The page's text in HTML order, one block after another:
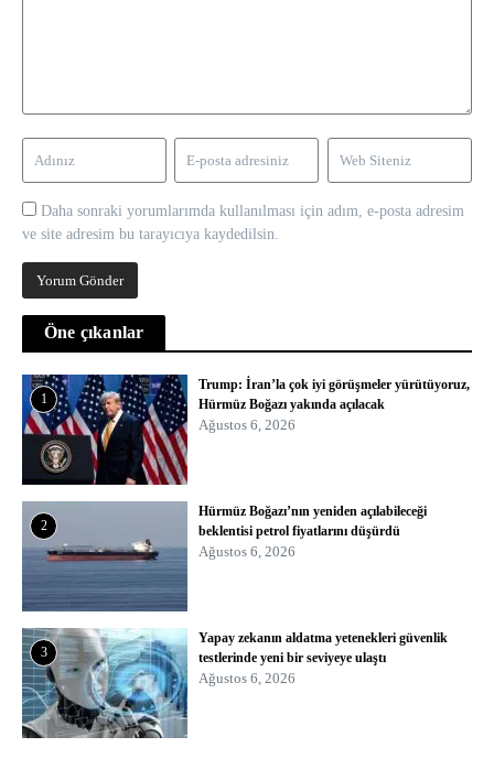
Daha sonraki yorumlarımda kullanılması için adım, e-posta adresim
ve site adresim bu tarayıcıya kaydedilsin.
Öne çıkanlar
1
Trump: İran’la çok iyi görüşmeler yürütüyoruz,
Hürmüz Boğazı yakında açılacak
Ağustos 6, 2026
2
Hürmüz Boğazı’nın yeniden açılabileceği
beklentisi petrol fiyatlarını düşürdü
Ağustos 6, 2026
3
Yapay zekanın aldatma yetenekleri güvenlik
testlerinde yeni bir seviyeye ulaştı
Ağustos 6, 2026